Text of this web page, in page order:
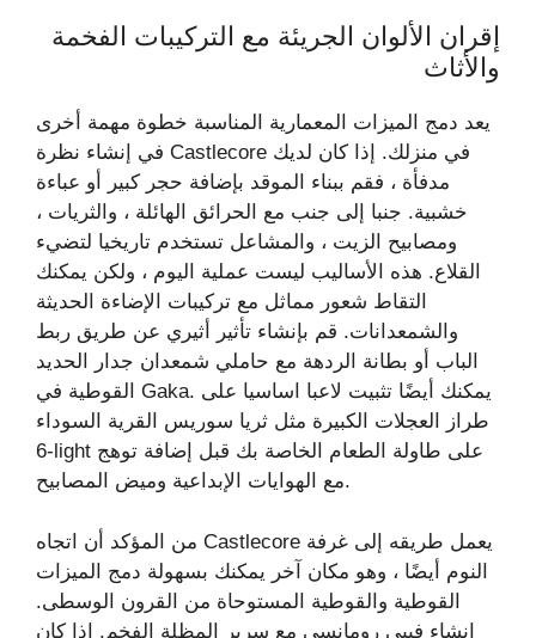
إقران الألوان الجريئة مع التركيبات الفخمة
والأثاث
يعد دمج الميزات المعمارية المناسبة خطوة مهمة أخرى
في إنشاء نظرة Castlecore في منزلك. إذا كان لديك
مدفأة ، فقم ببناء الموقد بإضافة حجر كبير أو عباءة
خشبية. جنبا إلى جنب مع الحرائق الهائلة ، والثريات ،
ومصابيح الزيت ، والمشاعل تستخدم تاريخيا لتضيء
القلاع. هذه الأساليب ليست عملية اليوم ، ولكن يمكنك
التقاط شعور مماثل مع تركيبات الإضاءة الحديثة
والشمعدانات. قم بإنشاء تأثير أثيري عن طريق ربط
الباب أو بطانة الردهة مع حاملي شمعدان جدار الحديد
القوطية في Gaka. يمكنك أيضًا تثبيت لاعبا اساسيا على
طراز العجلات الكبيرة مثل ثريا سوريس القرية السوداء
6-light على طاولة الطعام الخاصة بك قبل إضافة توهج
مع الهوايات الإبداعية وميض المصابيح.
من المؤكد أن اتجاه Castlecore يعمل طريقه إلى غرفة
النوم أيضًا ، وهو مكان آخر يمكنك بسهولة دمج الميزات
القوطية والقوطية المستوحاة من القرون الوسطى.
إنشاء فيبي رومانسي مع سرير المظلة الفخم. إذا كان